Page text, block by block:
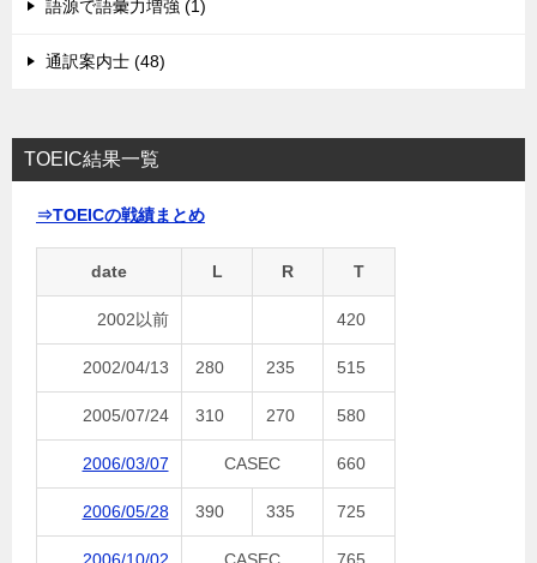
語源で語彙力増強 (1)
通訳案内士 (48)
TOEIC結果一覧
⇒TOEICの戦績まとめ
date L R T
2002以前 420
2002/04/13 280 235 515
2005/07/24 310 270 580
2006/03/07 CASEC 660
2006/05/28 390 335 725